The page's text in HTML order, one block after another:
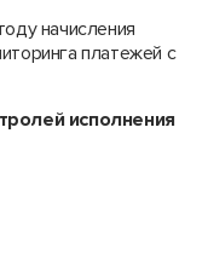
начисления
платежей с
исполнения